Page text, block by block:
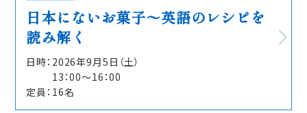
日本にないお菓子〜英語のレシピを
読み解く
日時： 2026年9⽉5⽇（土）
13：00〜16：00
定員： 16名